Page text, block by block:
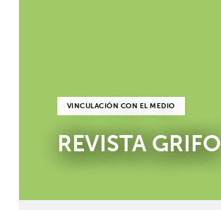
VINCULACIÓN CON EL MEDIO
REVISTA GRIFO